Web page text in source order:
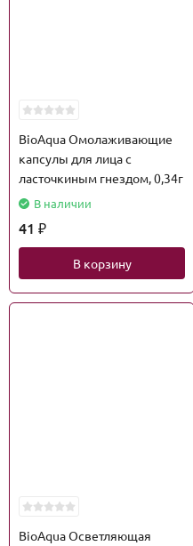
BioAqua Омолаживающие
капсулы для лица с
ласточкиным гнездом, 0,34г
В наличии
41 ₽
В корзину
BioAqua Осветляющая